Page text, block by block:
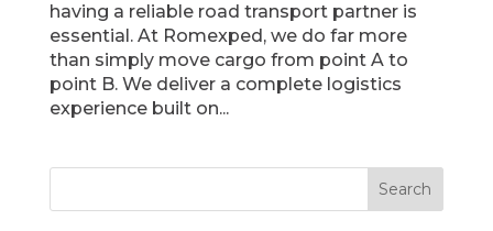
having a reliable road transport partner is
essential. At Romexped, we do far more
than simply move cargo from point A to
point B. We deliver a complete logistics
experience built on...
Search